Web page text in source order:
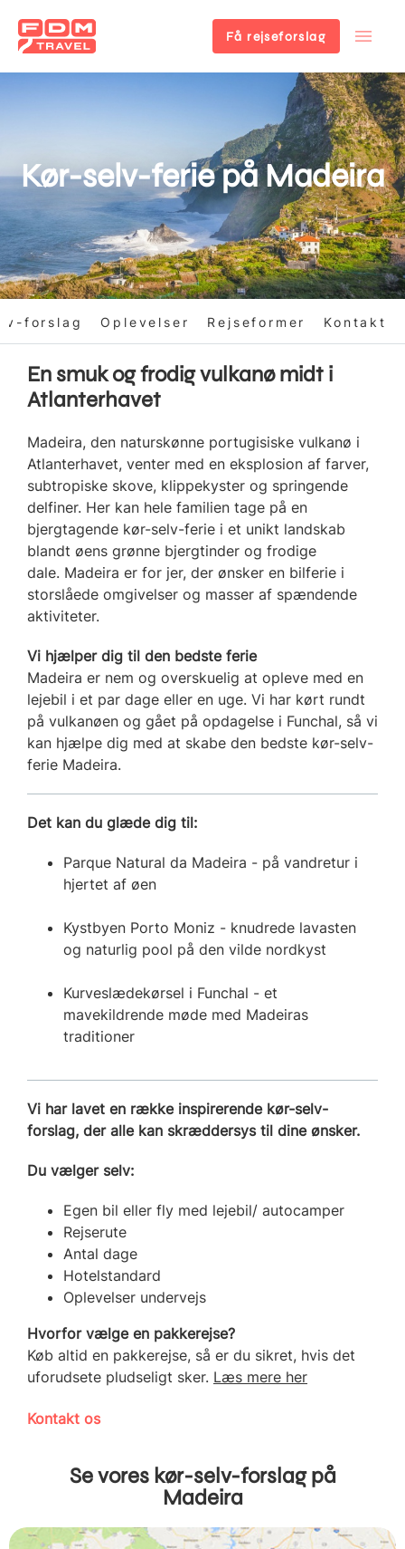
Få rejseforslag
Kør-selv-ferie på Madeira
forslag Oplevelser Rejseformer Kontakt
En smuk og frodig vulkanø midt i
Atlanterhavet
Madeira, den naturskønne portugisiske vulkanø i
Atlanterhavet, venter med en eksplosion af farver,
subtropiske skove, klippekyster og springende
delfiner. Her kan hele familien tage på en
bjergtagende kør-selv-ferie i et unikt landskab
blandt øens grønne bjergtinder og frodige
dale. Madeira er for jer, der ønsker en bilferie i
storslåede omgivelser og masser af spændende
aktiviteter.
Vi hjælper dig til den bedste ferie
Madeira er nem og overskuelig at opleve med en
lejebil i et par dage eller en uge. Vi har kørt rundt
på vulkanøen og gået på opdagelse i Funchal, så vi
kan hjælpe dig med at skabe den bedste kør-selv-
ferie Madeira.
Det kan du glæde dig til:
Parque Natural da Madeira - på vandretur i
hjertet af øen
Kystbyen Porto Moniz - knudrede lavasten
og naturlig pool på den vilde nordkyst
Kurveslædekørsel i Funchal - et
mavekildrende møde med Madeiras
traditioner
Vi har lavet en række inspirerende kør-selv-
forslag, der alle kan skræddersys til dine ønsker.
Du vælger selv:
Egen bil eller fly med lejebil/ autocamper
Rejserute
Antal dage
Hotelstandard
Oplevelser undervejs
Hvorfor vælge en pakkerejse?
Køb altid en pakkerejse, så er du sikret, hvis det
uforudsete pludseligt sker. Læs mere her
Kontakt os
Se vores kør-selv-forslag på
Madeira